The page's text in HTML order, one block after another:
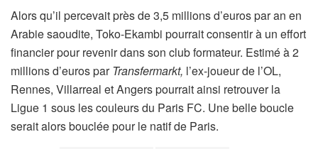
Alors qu’il percevait près de 3,5 millions d’euros par an en
Arabie saoudite, Toko-Ekambi pourrait consentir à un effort
financier pour revenir dans son club formateur. Estimé à 2
millions d’euros par Transfermarkt, l’ex-joueur de l’OL,
Rennes, Villarreal et Angers pourrait ainsi retrouver la
Ligue 1 sous les couleurs du Paris FC. Une belle boucle
serait alors bouclée pour le natif de Paris.